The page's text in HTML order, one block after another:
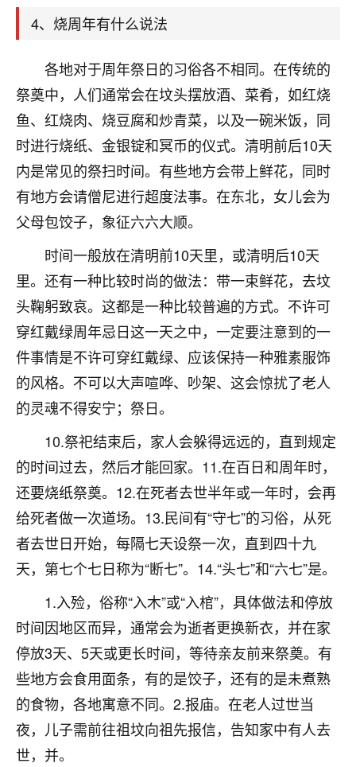
4、烧周年有什么说法
各地对于周年祭日的习俗各不相同。在传统的
祭奠中，人们通常会在坟头摆放酒、菜肴，如红烧
鱼、红烧肉、烧豆腐和炒青菜，以及一碗米饭，同
时进行烧纸、金银锭和冥币的仪式。清明前后10天
内是常见的祭扫时间。有些地方会带上鲜花，同时
有地方会请僧尼进行超度法事。在东北，女儿会为
父母包饺子，象征六六大顺。
时间一般放在清明前10天里，或清明后10天
里。还有一种比较时尚的做法：带一束鲜花，去坟
头鞠躬致哀。这都是一种比较普遍的方式。不许可
穿红戴绿周年忌日这一天之中，一定要注意到的一
件事情是不许可穿红戴绿、应该保持一种雅素服饰
的风格。不可以大声喧哗、吵架、这会惊扰了老人
的灵魂不得安宁；祭日。
10.祭祀结束后，家人会躲得远远的，直到规定
的时间过去，然后才能回家。11.在百日和周年时，
还要烧纸祭奠。12.在死者去世半年或一年时，会再
给死者做一次道场。13.民间有“守七”的习俗，从死
者去世日开始，每隔七天设祭一次，直到四十九
天，第七个七日称为“断七”。14.“头七”和“六七”是。
1.入殓，俗称“入木”或“入棺”，具体做法和停放
时间因地区而异，通常会为逝者更换新衣，并在家
停放3天、5天或更长时间，等待亲友前来祭奠。有
些地方会食用面条，有的是饺子，还有的是未煮熟
的食物，各地寓意不同。2.报庙。在老人过世当
夜，儿子需前往祖坟向祖先报信，告知家中有人去
世，并。
啊！
太阳当空赵：我也做餐饮的，生意不算大，但
是我从找店开始都是找慧来老师跟进的，选
址、风水、还有开业日子，哪哪都看了，虽然
大环境不好，但是我家生意还可以，前几天又
刚找老师做了补财库，希望财运更好一点！
2小时前 来自海南 18
梦醒时分
我女儿高二叛逆，大半年不上学，一说她就要死要活
的，把我们两口子愁的不行，朋友给我推荐的慧来老
师，一开始我是病急乱投医，这半年来，法事一个个
做完，我女儿跟变了个人一样，不期望她能考多好的
大学，只要能安安稳稳的把书读了，身体心理都健健
康康的我就很知足了！
鹿森：可怜天下父母心啊！
3小时前 来自河北
付深
我是公司人事调整，有升迁机会，但同时竞争的我们
三个，找老师的时候是抱着侥幸心理，没想到老师看
着我晋升有望，我半信半疑的按照老师建议，做了化
太岁还有一个发钱粮，本来年前的人事调整，拖到年
后，我以为都没戏了，结果开年一上班，开会提拔升
职第一个就是我，职务无所谓，主要是底薪加了
鹿森：恭喜升职加薪！！，请客吗？�
12小时前 来自北京 32
心心相印
我身体不太好，总是病病殃殃的，去检查又没什么大
问题，反正就是不舒服。中医西医看遍了，找不到问
题，后来无意中看到有人推荐慧来老师，跟老师聊过